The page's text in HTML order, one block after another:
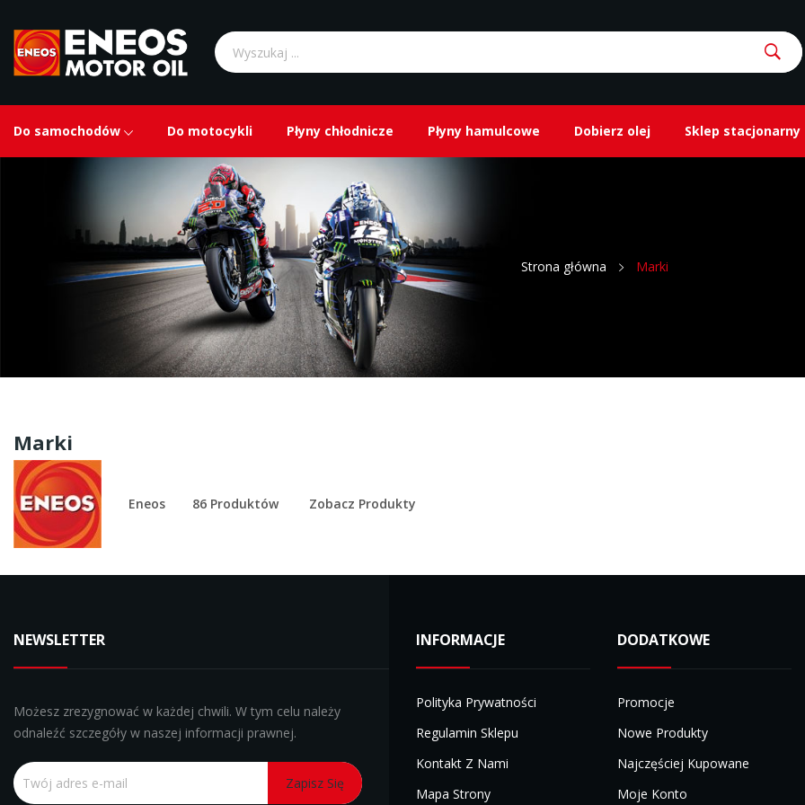
Do samochodów Do motocykli Płyny chłodnicze Płyny hamulcowe Dobierz olej Sklep stacjonarny
Strona główna Marki
Marki
Eneos 86 Produktów Zobacz Produkty
NEWSLETTER
Możesz zrezygnować w każdej chwili. W tym celu należy
odnaleźć szczegóły w naszej informacji prawnej.
INFORMACJE
Polityka Prywatności
Regulamin Sklepu
Kontakt Z Nami
Mapa Strony
DODATKOWE
Promocje
Nowe Produkty
Najczęściej Kupowane
Moje Konto